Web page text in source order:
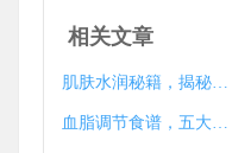
相关文章
肌肤水润秘籍，揭秘对皮肤有益的食物
血脂调节食谱，五大食物助你清洁血脂，守护心血管健康